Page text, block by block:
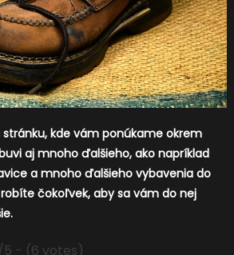
kde vám ponúkame okrem
aj mnoho ďalšieho, ako napríklad
a mnoho ďalšieho vybavenia do
čokoľvek, aby sa vám do nej
- (6 votes)